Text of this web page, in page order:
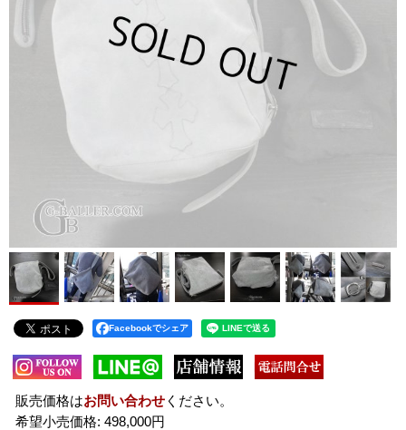
Facebookでシェア
販売価格はお問い合わせ ください。
希望小売価格: 498,000円